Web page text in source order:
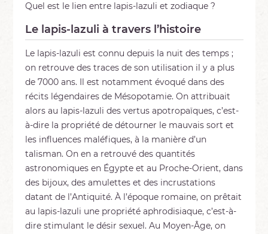
Quel est le lien entre lapis-lazuli et zodiaque ?
Le lapis-lazuli à travers l’histoire
Le lapis-lazuli est connu depuis la nuit des temps ;
on retrouve des traces de son utilisation il y a plus
de 7000 ans. Il est notamment évoqué dans des
récits légendaires de Mésopotamie. On attribuait
alors au lapis-lazuli des vertus apotropaïques, c’est-
à-dire la propriété de détourner le mauvais sort et
les influences maléfiques, à la manière d’un
talisman. On en a retrouvé des quantités
astronomiques en Égypte et au Proche-Orient, dans
des bijoux, des amulettes et des incrustations
datant de l’Antiquité. À l’époque romaine, on prêtait
au lapis-lazuli une propriété aphrodisiaque, c’est-à-
dire stimulant le désir sexuel. Au Moyen-Âge, on